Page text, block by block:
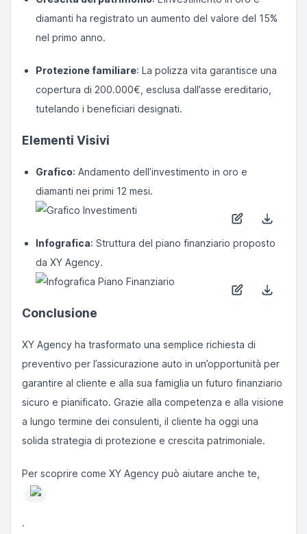
diamanti ha registrato un aumento del valore del 15%
nel primo anno.
Protezione familiare: La polizza vita garantisce una
copertura di 200.000€, esclusa dall’asse ereditario,
tutelando i beneficiari designati.
Elementi Visivi
Grafico: Andamento dell’investimento in oro e
diamanti nei primi 12 mesi.
Infografica: Struttura del piano finanziario proposto
da XY Agency.
Conclusione
XY Agency ha trasformato una semplice richiesta di
preventivo per l’assicurazione auto in un’opportunità per
garantire al cliente e alla sua famiglia un futuro finanziario
sicuro e pianificato. Grazie alla competenza e alla visione
a lungo termine dei consulenti, il cliente ha oggi una
solida strategia di protezione e crescita patrimoniale.
Per scoprire come XY Agency può aiutare anche te,
#
.